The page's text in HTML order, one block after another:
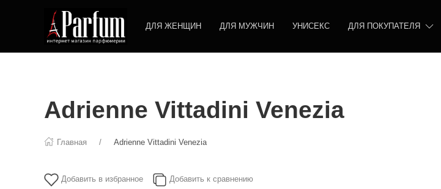
ДЛЯ ЖЕНЩИН ДЛЯ МУЖЧИН УНИСЕКС ДЛЯ ПОКУПАТЕЛЯ
Adrienne Vittadini Venezia
Главная Adrienne Vittadini Venezia
Добавить в избранное Добавить к сравнению